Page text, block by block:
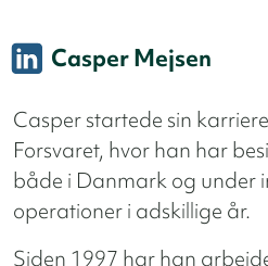
Casper Mejsen
Casper startede sin
Forsvaret, hvor han har
både i Danmark og under
operationer i adskillige år.
Siden 1997 har han